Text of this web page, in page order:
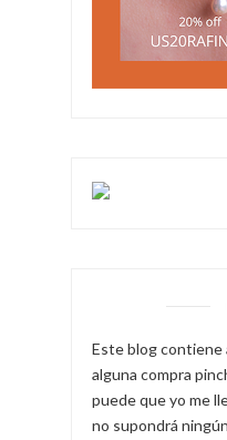
Este blog contiene
alguna compra
puede que yo me
no supondrá